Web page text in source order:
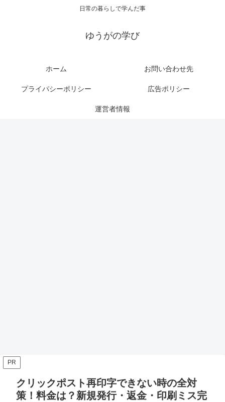
日常の暮らしで学んだ事
ゆうがの学び
ホーム お問い合わせ先
プライパシーポリシー 広告ポリシー
運営者情報
PR
クリックポスト再印字できない時の全対
策！料金は？新規発行・返金・印刷ミス完